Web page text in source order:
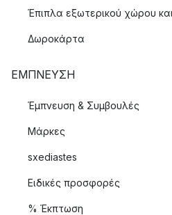
Έπιπλα εξωτερικού χώρου
Δωροκάρτα
ΈΜΠΝΕΥΣΗ
Έμπνευση & Συμβουλές
Μάρκες
sxediastes
Ειδικές προσφορές
% Έκπτωση